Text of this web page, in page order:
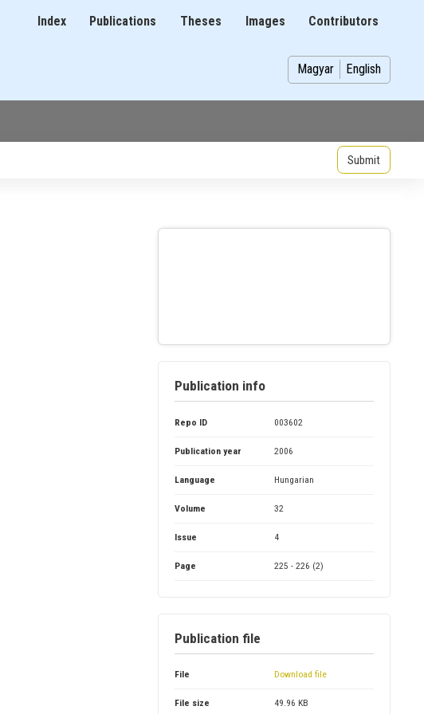
MainIndex Publications Theses Images Contributors
Magyar English
Publication info
Repo ID 003602
Publication year 2006
Language Hungarian
Volume 32
Issue 4
Page 225 - 226 (2)
Publication file
File Download file
File size 49.96 KB